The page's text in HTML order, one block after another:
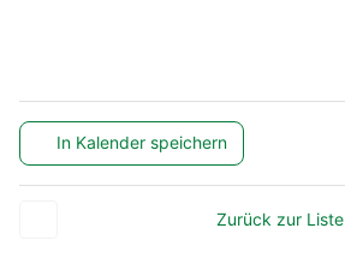
In Kalender speichern
Zurück zur Liste